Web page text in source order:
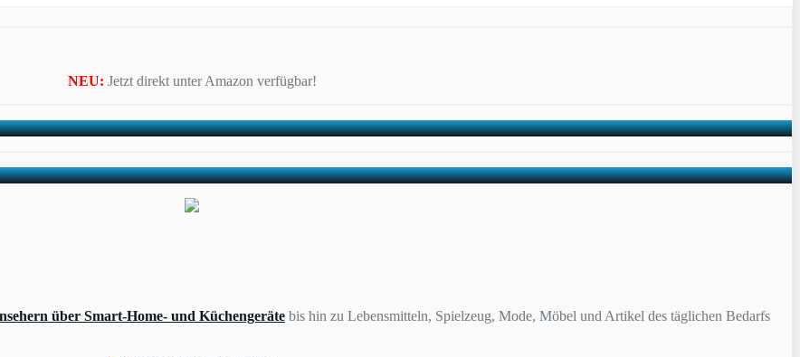
NEU: Jetzt direkt unter Amazon verfügbar!
über Smart-Home- und Küchengeräte bis hin zu Lebensmitteln, Spielzeug, Mode, Möbel und Artikel des täglichen Bedarfs